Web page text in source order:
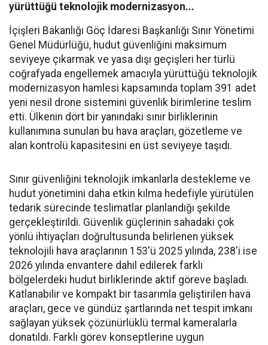
yürüttüğü teknolojik modernizasyon...
İçişleri Bakanlığı Göç İdaresi Başkanlığı Sınır Yönetimi
Genel Müdürlüğü, hudut güvenliğini maksimum
seviyeye çıkarmak ve yasa dışı geçişleri her türlü
coğrafyada engellemek amacıyla yürüttüğü teknolojik
modernizasyon hamlesi kapsamında toplam 391 adet
yeni nesil drone sistemini güvenlik birimlerine teslim
etti. Ülkenin dört bir yanındaki sınır birliklerinin
kullanımına sunulan bu hava araçları, gözetleme ve
alan kontrolü kapasitesini en üst seviyeye taşıdı.
Sınır güvenliğini teknolojik imkanlarla destekleme ve
hudut yönetimini daha etkin kılma hedefiyle yürütülen
tedarik sürecinde teslimatlar planlandığı şekilde
gerçekleştirildi. Güvenlik güçlerinin sahadaki çok
yönlü ihtiyaçları doğrultusunda belirlenen yüksek
teknolojili hava araçlarının 153'ü 2025 yılında, 238'i ise
2026 yılında envantere dahil edilerek farklı
bölgelerdeki hudut birliklerinde aktif göreve başladı.
Katlanabilir ve kompakt bir tasarımla geliştirilen hava
araçları, gece ve gündüz şartlarında net tespit imkanı
sağlayan yüksek çözünürlüklü termal kameralarla
donatıldı. Farklı görev konseptlerine uygun